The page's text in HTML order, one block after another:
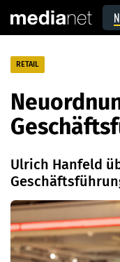
RETAIL
Ulrich Hanfeld